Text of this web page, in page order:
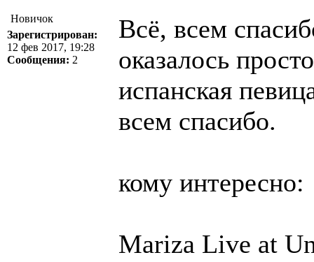
Новичок
Зарегистрирован:
12 фев 2017, 19:28
Сообщения: 2
Всё, всем
оказалось
испанская
всем спасибо.
кому интересно:
Mariza Live at